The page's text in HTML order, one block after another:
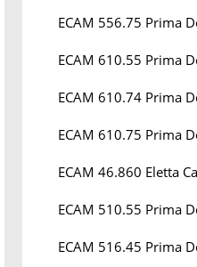
ECAM 556.75 Prima
ECAM 610.55 Prima
ECAM 610.74 Prima
ECAM 610.75 Prima
ECAM 46.860 Eletta
ECAM 510.55 Prima
ECAM 516.45 Prima